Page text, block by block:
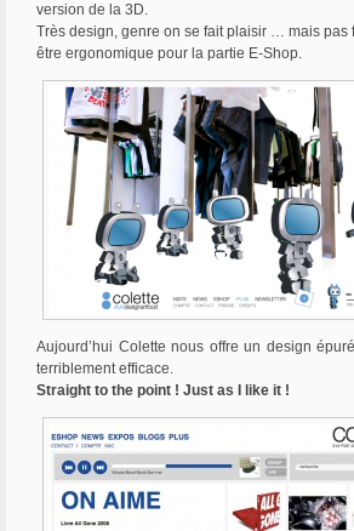
version de la 3D.
Très design, genre on se fait plaisir … mais pas
être ergonomique pour la partie E-Shop.
Aujourd’hui Colette nous offre un design
terriblement efficace.
Straight to the point ! Just as I like it !